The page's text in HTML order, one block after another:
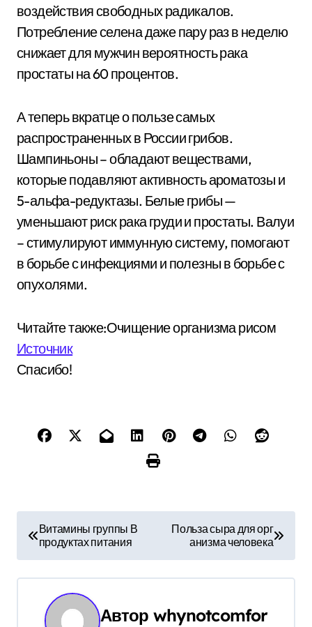
воздействия свободных радикалов.
Потребление селена даже пару раз в неделю
снижает для мужчин вероятность рака
простаты на 60 процентов.
А теперь вкратце о пользе самых
распространенных в России грибов.
Шампиньоны – обладают веществами,
которые подавляют активность ароматозы и
5-альфа-редуктазы. Белые грибы —
уменьшают риск рака груди и простаты. Валуи
– стимулируют иммунную систему, помогают
в борьбе с инфекциями и полезны в борьбе с
опухолями.
Читайте также:Очищение организма рисом
Источник
Спасибо!
а
в
Витамины группы В
продуктах питания
Польза сыра для орг
анизма человека
Автор whynotcomfor